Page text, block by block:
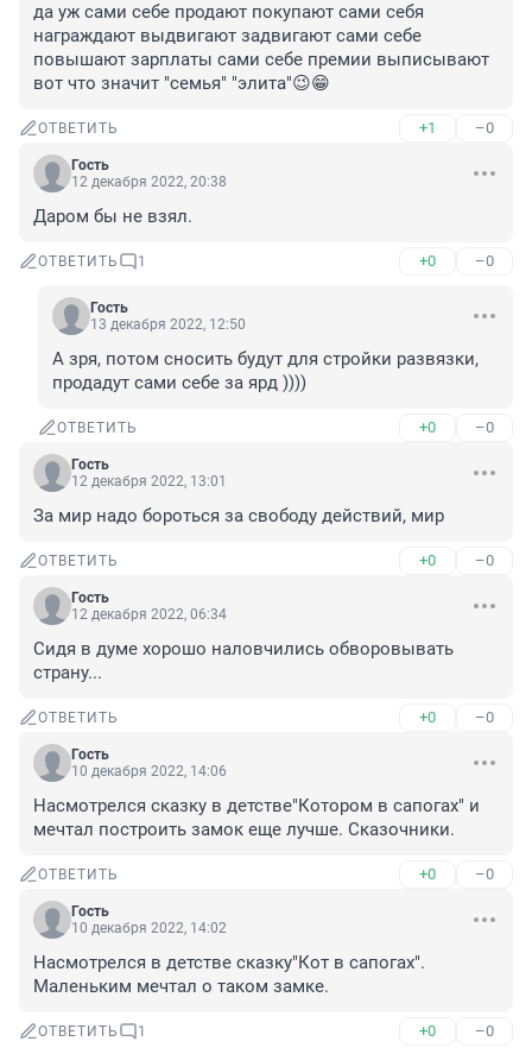
да уж сами себе продают покупают сами себя
награждают выдвигают задвигают сами себе
повышают зарплаты сами себе премии выписывают
вот что значит "семья" "элита"😉😁
ОТВЕТИТЬ +1 –0
Гость
12 декабря 2022, 20:38
Даром бы не взял.
ОТВЕТИТЬ 1 +0 –0
Гость
13 декабря 2022, 12:50
А зря, потом сносить будут для стройки развязки,
продадут сами себе за ярд ))))
ОТВЕТИТЬ +0 –0
Гость
12 декабря 2022, 13:01
За мир надо бороться за свободу действий, мир
ОТВЕТИТЬ +0 –0
Гость
12 декабря 2022, 06:34
Сидя в думе хорошо наловчились обворовывать
страну...
ОТВЕТИТЬ +0 –0
Гость
10 декабря 2022, 14:06
Насмотрелся сказку в детстве"Котором в сапогах" и
мечтал построить замок еще лучше. Сказочники.
ОТВЕТИТЬ +0 –0
Гость
10 декабря 2022, 14:02
Насмотрелся в детстве сказку"Кот в сапогах".
Маленьким мечтал о таком замке.
ОТВЕТИТЬ 1 +0 –0